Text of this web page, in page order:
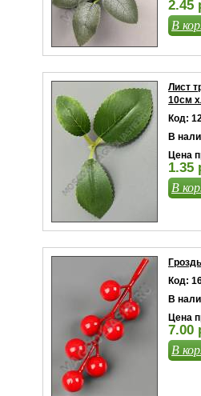
2.45
В
Лист
10см
Код:
В
Цена
1.35
В
Код:
В
Цена
7.00
В